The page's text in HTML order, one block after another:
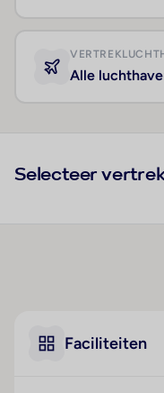
Alle
Selecteer
Faciliteiten